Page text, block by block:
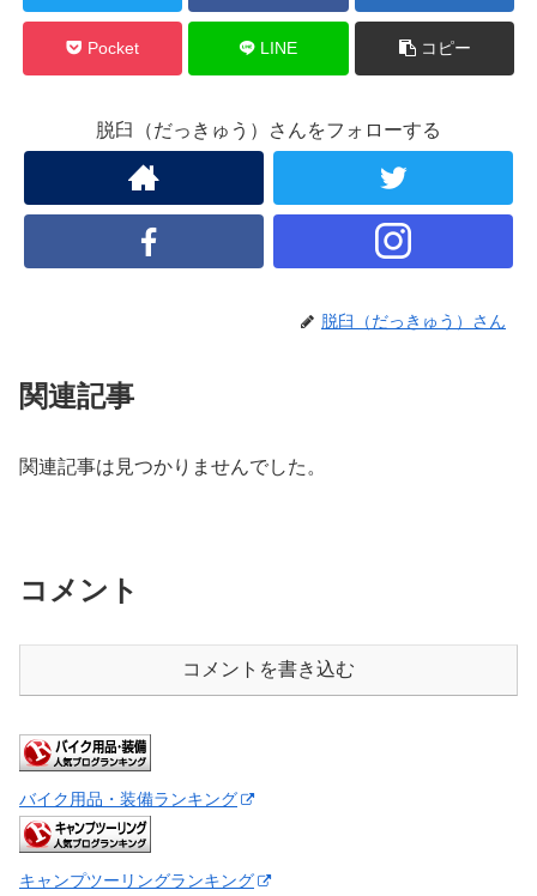
Pocket LINE コピー
脱臼（だっきゅう）さんをフォローする
脱臼（だっきゅう）さん
関連記事
関連記事は見つかりませんでした。
コメント
コメントを書き込む
バイク用品・装備ランキング
キャンプツーリングランキング